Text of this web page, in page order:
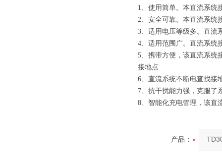
1、使用简单。本直流系统
2、安全可靠。本直流系统
3、适用电压等级多。直流
4、适用范围广。直流系统
5、携带方便，该直流系统
接地点
6、直流系统不断电查找接
7、抗干扰能力强，克服了
8、智能化充电管理，该直
产品：